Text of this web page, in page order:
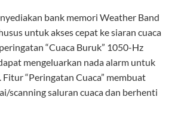
bank memori Weather Band
untuk akses cepat ke siaran cuaca
“Cuaca Buruk” 1050-Hz
mengeluarkan nada alarm untuk
“Peringatan Cuaca” membuat
scanning saluran cuaca dan berhenti